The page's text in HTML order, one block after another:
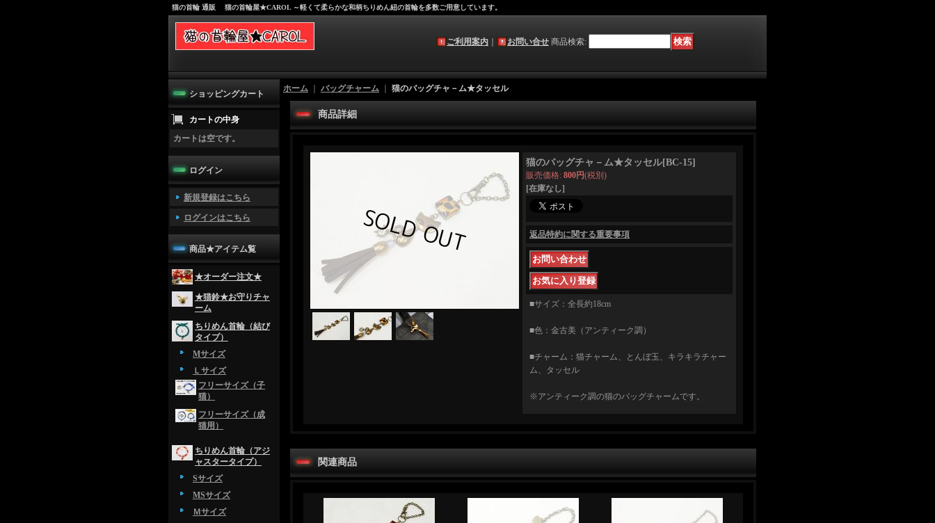
猫の首輪 通販 猫の首輪屋★CAROL ～軽くて柔らかな和柄ちりめん紐の首輪を多数ご用意しています。
ご利用案内 お問い合せ 商品検索:
ショッピングカート
カートの中身
カートは空です。
ログイン
新規登録はこちら
ログインはこちら
商品★アイテム覧
★オーダー注文★
★猫鈴★お守りチャ
ーム
ちりめん首輪（結び
タイプ）
Mサイズ
Ｌサイズ
フリーサイズ（子
猫）
フリーサイズ（成
猫用）
ちりめん首輪（アジ
ャスタータイプ）
Sサイズ
MSサイズ
Ｍサイズ
ホーム バッグチャーム 猫のバッグチャ－ム★タッセル
商品詳細
猫のバッグチャ－ム★タッセル[BC-15]
販売価格: 800円(税別)
[在庫なし]
返品特約に関する重要事項
■サイズ：全長約18cm
■色：金古美（アンティーク調）
■チャーム：猫チャーム、とんぼ玉、キラキラチャー
ム、タッセル
※アンティーク調の猫のバッグチャームです。
関連商品